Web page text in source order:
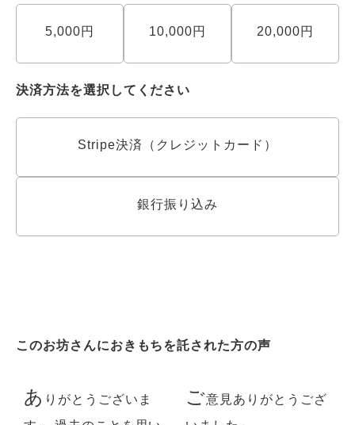
5,000円 10,000円 20,000円
決済方法を選択してください
Stripe決済（クレジットカード）
銀行振り込み
このお坊さんにおきもちを託された方の声
あ りがとうございま
ご意見ありがとうござ